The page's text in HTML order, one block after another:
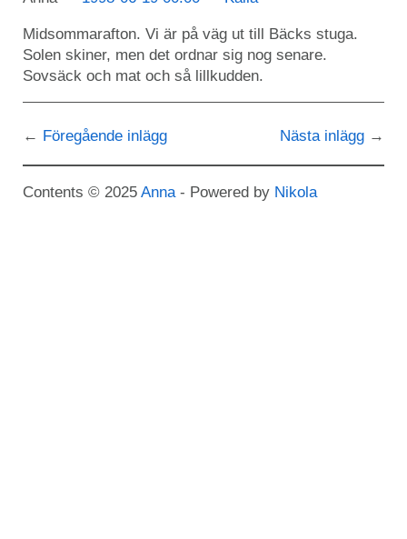
Midsommarafton. Vi är på väg ut till Bäcks stuga.
Solen skiner, men det ordnar sig nog senare.
Sovsäck och mat och så lillkudden.
Föregående inlägg Nästa inlägg
Contents © 2025 Anna - Powered by Nikola